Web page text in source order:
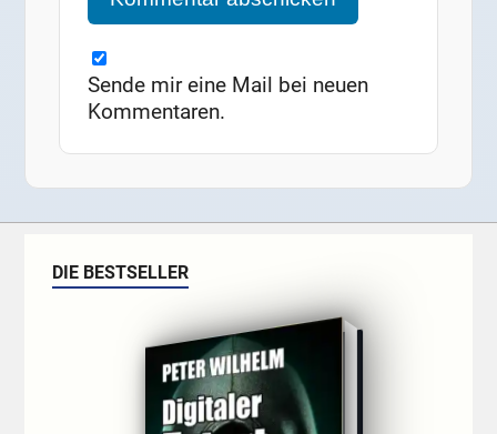
Sende mir eine Mail bei neuen
Kommentaren.
DIE BESTSELLER